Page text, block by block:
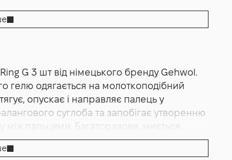
G 3 шт від німецького бренду Gehwol.
гелю одягається на молоткоподібний
опускає і направляє палець у
суглоба та запобігає утворенню
між пальцями. Багаторазове, миється.
бренд Gehwol.